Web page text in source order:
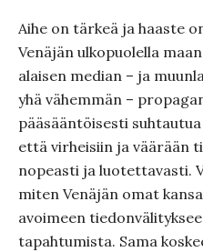
Aihe on tärkeä ja haaste
Venäjän ulkopuolella
alaisen median – ja
yhä vähemmän –
pääsääntöisesti
että virheisiin ja väärään
nopeasti ja luotettavasti.
miten Venäjän omat
avoimeen
tapahtumista. Sama